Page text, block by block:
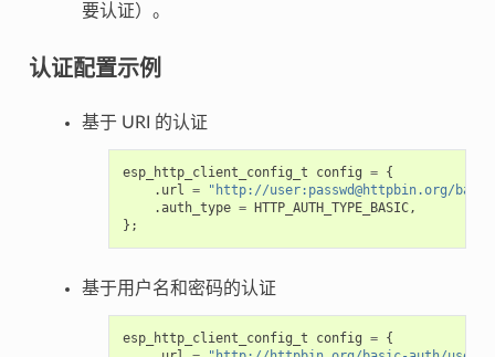
要认证）。
认证配置示例
基于 URI 的认证
esp_http_client_config_t config = {
. url =
"http://user:passwd@httpbin.org/
.auth_type = HTTP_AUTH_TYPE_BASIC,
};
基于用户名和密码的认证
esp_http_client_config_t config = {